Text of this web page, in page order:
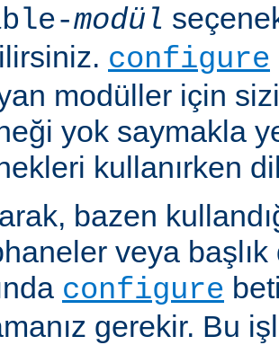
modül
configure
modüller için
yok saymakla
kullanırken
bazen
veya başlık
configure
gerekir. Bu